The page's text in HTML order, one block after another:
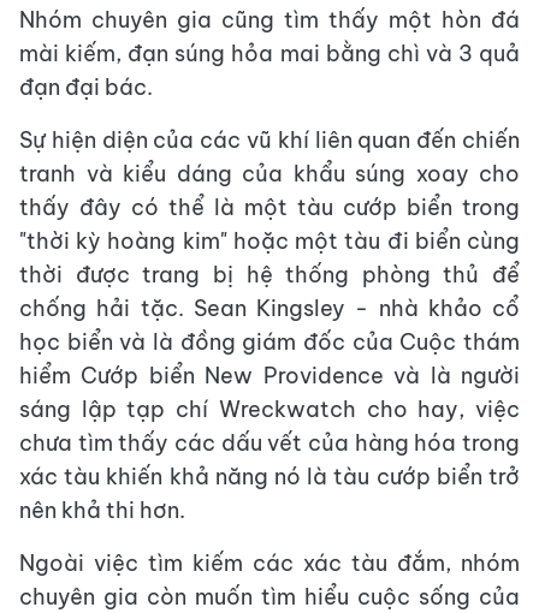
Nhóm chuyên gia cũng tìm thấy một hòn đá
mài kiếm, đạn súng hỏa mai bằng chì và 3 quả
đạn đại bác.
Sự hiện diện của các vũ khí liên quan đến chiến
tranh và kiểu dáng của khẩu súng xoay cho
thấy đây có thể là một tàu cướp biển trong
"thời kỳ hoàng kim" hoặc một tàu đi biển cùng
thời được trang bị hệ thống phòng thủ để
chống hải tặc. Sean Kingsley - nhà khảo cổ
học biển và là đồng giám đốc của Cuộc thám
hiểm Cướp biển New Providence và là người
sáng lập tạp chí Wreckwatch cho hay, việc
chưa tìm thấy các dấu vết của hàng hóa trong
xác tàu khiến khả năng nó là tàu cướp biển trở
nên khả thi hơn.
Ngoài việc tìm kiếm các xác tàu đắm, nhóm
chuyên gia còn muốn tìm hiểu cuộc sống của